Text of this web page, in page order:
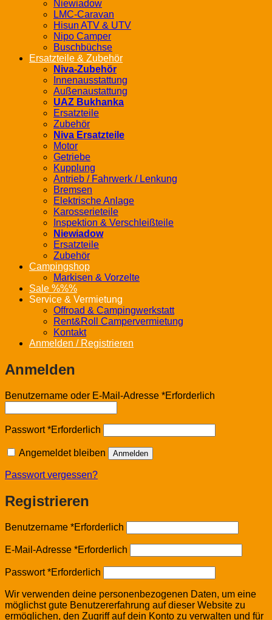
Niewiadow
LMC-Caravan
Hisun ATV & UTV
Nipo Camper
Buschbüchse
Ersatzteile & Zubehör
Niva-Zubehör
Innenausstattung
Außenaustattung
UAZ Bukhanka
Ersatzteile
Zubehör
Niva Ersatzteile
Motor
Getriebe
Kupplung
Antrieb / Fahrwerk / Lenkung
Bremsen
Elektrische Anlage
Karosserieteile
Inspektion & Verschleißteile
Niewiadow
Ersatzteile
Zubehör
Campingshop
Markisen & Vorzelte
Sale %%%
Service & Vermietung
Offroad & Campingwerkstatt
Rent&Roll Campervermietung
Kontakt
Anmelden / Registrieren
Anmelden
Benutzername oder E-Mail-Adresse *Erforderlich
Passwort*Erforderlich
Angemeldet bleiben Anmelden
Passwort vergessen?
Registrieren
Benutzername *Erforderlich
E-Mail-Adresse *Erforderlich
Passwort*Erforderlich
Wir verwenden deine personenbezogenen Daten, um eine
möglichst gute Benutzererfahrung auf dieser Website zu
ermöglichen, den Zugriff auf dein Konto zu verwalten und für